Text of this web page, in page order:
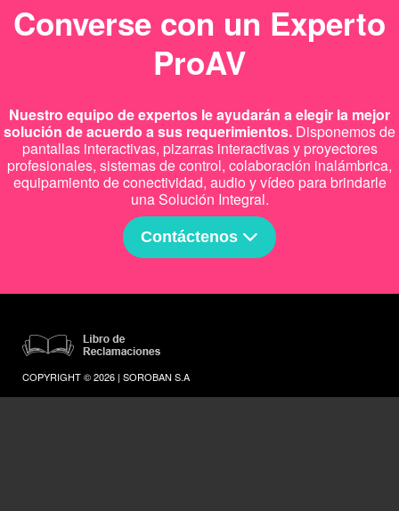
Converse con un Experto
ProAV
Nuestro equipo de expertos le ayudarán a elegir la mejor
solución de acuerdo a sus requerimientos. Disponemos de
pantallas interactivas, pizarras interactivas y proyectores
profesionales, sistemas de control, colaboración inalámbrica,
equipamiento de conectividad, audio y vídeo para brindarle
una Solución Integral.
Contáctenos
COPYRIGHT © 2026 | SOROBAN S.A